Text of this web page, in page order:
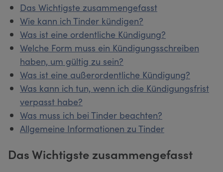
Das Wichtigste zusammengefasst
Wie kann ich Tinder kündigen?
Was ist eine ordentliche Kündigung?
Welche Form muss ein Kündigungsschreiben
haben, um gültig zu sein?
Was ist eine außerordentliche Kündigung?
Was kann ich tun, wenn ich die Kündigungsfrist
verpasst habe?
Was muss ich bei Tinder beachten?
Allgemeine Informationen zu Tinder
Das Wichtigste zusammengefasst